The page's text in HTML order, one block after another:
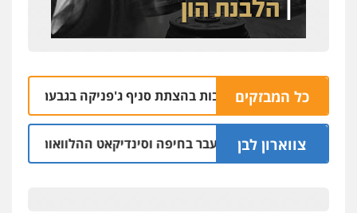
כל המבזקים
בחשד למעורבות בהצתת סניף ג'פניקה בגבעתיים 06.08 | 22:58
צווארון לבן
יו"ר ש"ס לשעבר בחיפה וסינדיקאט ההלוואות של משפחת